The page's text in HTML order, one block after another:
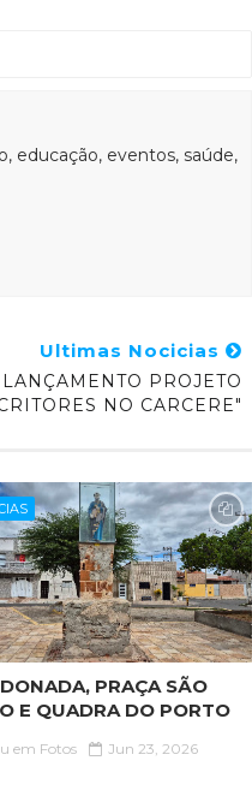
educação, eventos, saúde,
Ultimas Nocicias
PROJETO
NO CARCERE"
PRAÇA SÃO
E QUADRA DO PORTO
em Fotos Jun 23, 2026